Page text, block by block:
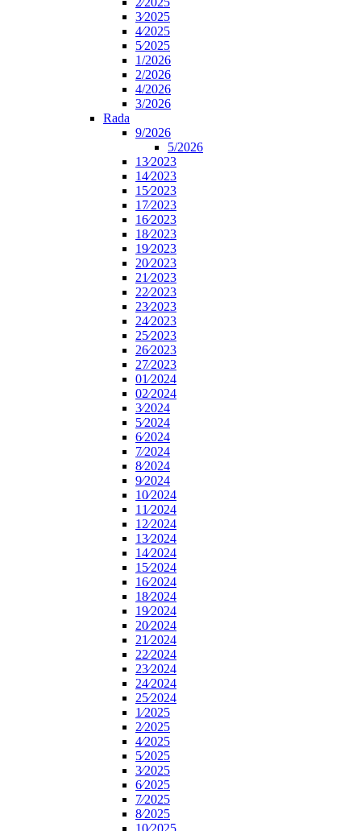
3⁄2025
4⁄2025
5⁄2025
1/2026
2/2026
4/2026
3/2026
Rada
9/2026
5/2026
13⁄2023
14⁄2023
15⁄2023
17⁄2023
16⁄2023
18⁄2023
19⁄2023
20⁄2023
21⁄2023
22⁄2023
23⁄2023
24⁄2023
25⁄2023
26⁄2023
27⁄2023
01⁄2024
02⁄2024
3⁄2024
5⁄2024
6⁄2024
7⁄2024
8⁄2024
9⁄2024
10⁄2024
11⁄2024
12⁄2024
13⁄2024
14⁄2024
15⁄2024
16⁄2024
18⁄2024
19⁄2024
20⁄2024
21⁄2024
22⁄2024
23⁄2024
24⁄2024
25⁄2024
1⁄2025
2⁄2025
4⁄2025
5⁄2025
3⁄2025
6⁄2025
7⁄2025
8⁄2025
10⁄2025